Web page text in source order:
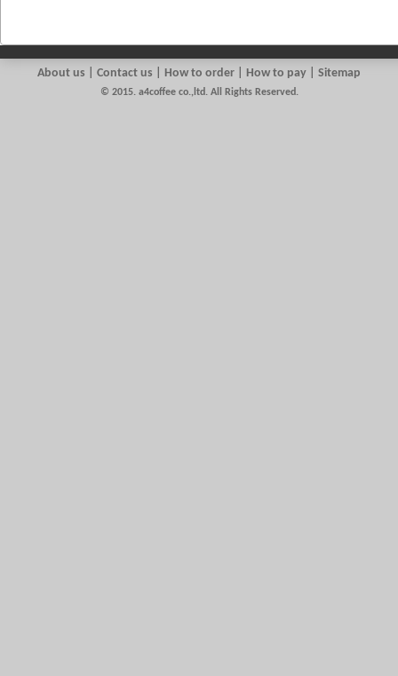
About us Contact us | How to order | How to pay | Sitemap
© 2015. a4coffee co.,ltd. All Rights Reserved.